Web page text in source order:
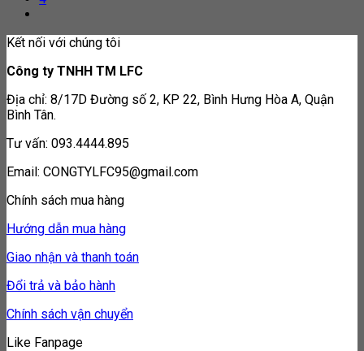
Kết nối với chúng tôi
Công ty TNHH TM LFC
Địa chỉ: 8/17D Đường số 2, KP 22, Bình Hưng Hòa A, Quận
Bình Tân.
Tư vấn: 093.4444.895
Email: CONGTYLFC95@gmail.com
Chính sách mua hàng
Hướng dẫn mua hàng
Giao nhận và thanh toán
Đổi trả và bảo hành
Chính sách vận chuyển
Like Fanpage